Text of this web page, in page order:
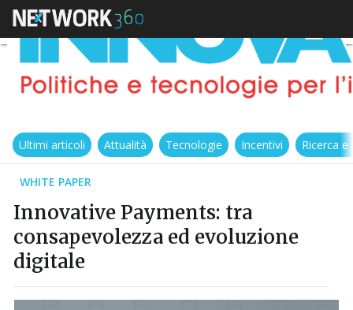
Ultimi articoli Attualità Tecnologie Incentivi Ricerca
WHITE PAPER
Innovative Payments: tra
consapevolezza ed evoluzione
digitale